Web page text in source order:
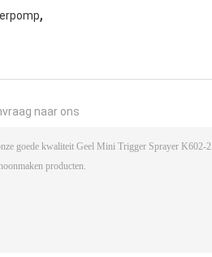
,
naar ons